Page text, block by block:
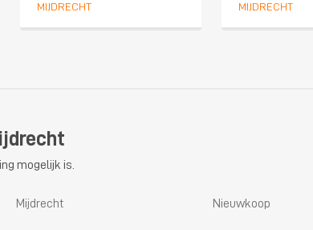
MIJDRECHT
MIJDRECHT
mogelijk is.
Mijdrecht Nieuwkoop